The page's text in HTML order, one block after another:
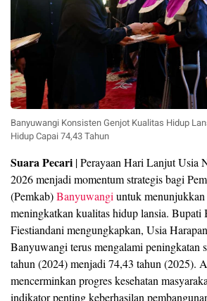
Banyuwangi Konsisten Genjot Kualitas Hidup
Hidup Capai 74,43 Tahun
Suara Pecari | Perayaan Hari Lanjut Usia
2026 menjadi momentum strategis bagi
(Pemkab)Banyuwangiuntuk
meningkatkan kualitas hidup lansia.
Fiestiandani mengungkapkan, Usia
Banyuwangi terus mengalami peningkatan
tahun (2024) menjadi 74,43 tahun (2025).
mencerminkan progres kesehatan
indikator penting keberhasilan